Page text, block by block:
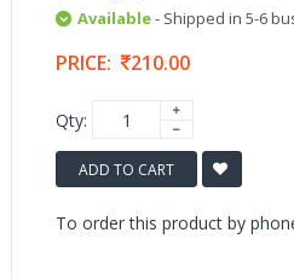
Available- Shipped in 5-6
PRICE: 210.00
Qty:
ADD TO CART
To order this product by